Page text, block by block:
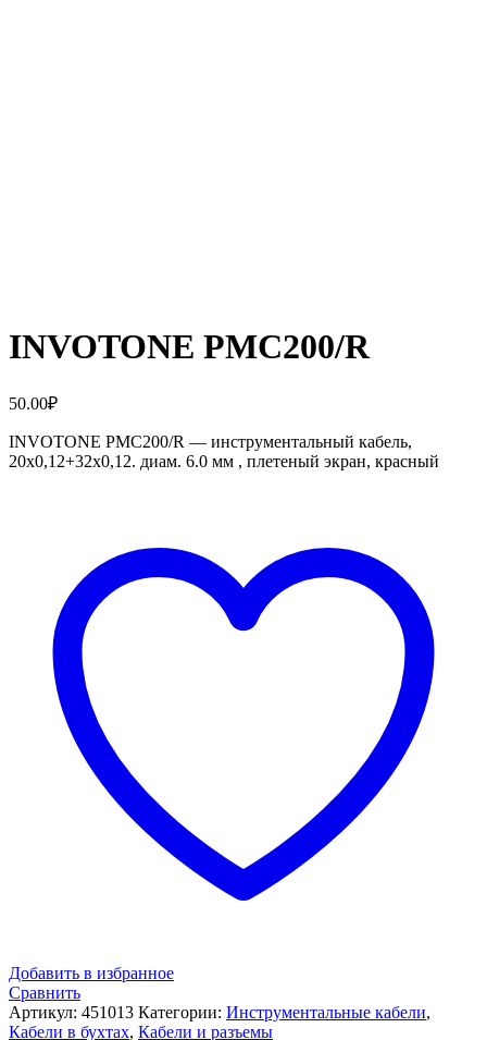
INVOTONE PMC200/R
50.00₽
INVOTONE PMC200/R — инструментальный кабель,
20х0,12+32х0,12. диам. 6.0 мм , плетеный экран, красный
Добавить в избранное
Сравнить
Артикул: 451013 Категории: Инструментальные кабели,
Кабели в бухтах, Кабели и разъемы